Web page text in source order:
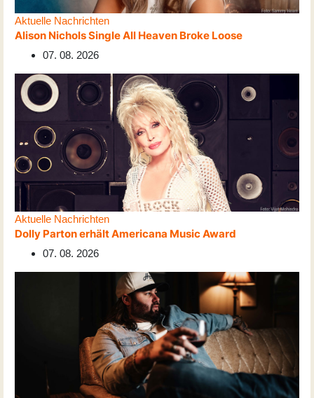
Aktuelle Nachrichten
Alison Nichols Single All Heaven Broke Loose
07. 08. 2026
Aktuelle Nachrichten
Dolly Parton erhält Americana Music Award
07. 08. 2026